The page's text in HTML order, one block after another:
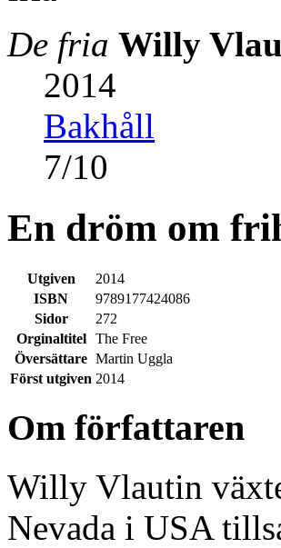
De fria Willy
2014
Bakhåll
7/10
En dröm om
Utgiven
2014
ISBN
9789177424086
Sidor
272
Orginaltitel
The Free
Översättare Martin Uggla
Först utgiven 2014
Om författaren
Willy Vlautin
Nevada i USA